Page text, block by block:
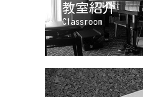
教室紹介
Classroom